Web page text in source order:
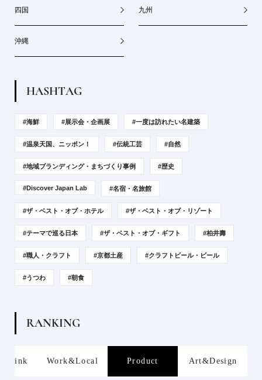
四国 九州
沖縄
HASHTAG
#海鮮 #展示会・企画展 #一度は訪れたい名建築
#温泉天国、ニッポン！ #伝統工芸 #自然
#地域ブランディング・まちづくり事例 #歴史
#Discover Japan Lab #名宿・名旅館
#ザ・ベスト・オブ・ホテル #ザ・ベスト・オブ・リゾート
#テーマで巡る日本 #ザ・ベスト・オブ・ギフト #柏井壽
#職人・クラフト #京都土産 #クラフトビール・ビール
#うつわ #朝食
RANKING
Work&Local Product Art&Design